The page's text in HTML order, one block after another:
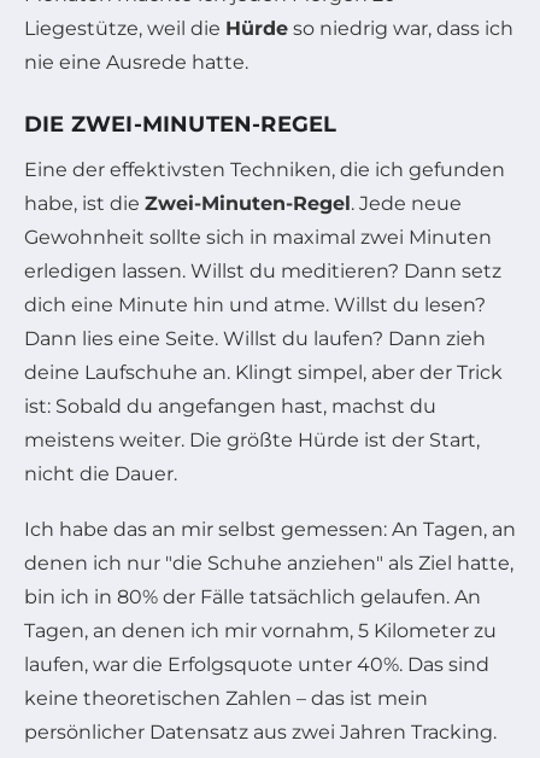
Liegestütze, weil die Hürde so niedrig war, dass ich
nie eine Ausrede hatte.
DIE ZWEI-MINUTEN-REGEL
Eine der effektivsten Techniken, die ich gefunden
habe, ist die Zwei-Minuten-Regel. Jede neue
Gewohnheit sollte sich in maximal zwei Minuten
erledigen lassen. Willst du meditieren? Dann setz
dich eine Minute hin und atme. Willst du lesen?
Dann lies eine Seite. Willst du laufen? Dann zieh
deine Laufschuhe an. Klingt simpel, aber der Trick
ist: Sobald du angefangen hast, machst du
meistens weiter. Die größte Hürde ist der Start,
nicht die Dauer.
Ich habe das an mir selbst gemessen: An Tagen, an
denen ich nur "die Schuhe anziehen" als Ziel hatte,
bin ich in 80% der Fälle tatsächlich gelaufen. An
Tagen, an denen ich mir vornahm, 5 Kilometer zu
laufen, war die Erfolgsquote unter 40%. Das sind
keine theoretischen Zahlen – das ist mein
persönlicher Datensatz aus zwei Jahren Tracking.